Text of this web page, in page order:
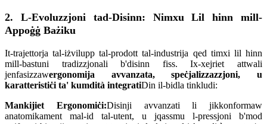
2. L-Evoluzzjoni tad-Disinn: Nimxu Lil hinn mill-
Appoġġ Bażiku
It-trajettorja tal-iżvilupp tal-prodott tal-industrija qed timxi lil hinn
mill-bastuni tradizzjonali b'disinn fiss. Ix-xejriet attwali
jenfasizzawergonomija avvanzata, speċjalizzazzjoni, u
karatteristiċi ta' kumdità integratiDin il-bidla tinkludi:
Mankijiet Ergonomiċi:Disinji avvanzati li jikkonformaw
anatomikament mal-id tal-utent, u jqassmu l-pressjoni b'mod